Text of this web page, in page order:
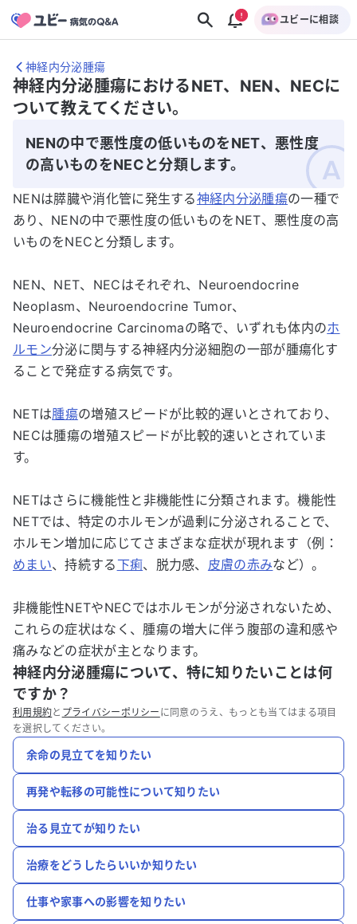
ユビーに相談
神経内分泌腫瘍
神経内分泌腫瘍におけるNET、NEN、NECに
ついて教えてください。
NENの中で悪性度の低いものをNET、悪性度
の高いものをNECと分類します。
NENは膵臓や消化管に発生する神経内分泌腫瘍の一種で
あり、NENの中で悪性度の低いものをNET、悪性度の高
いものをNECと分類します。
NEN、NET、NECはそれぞれ、Neuroendocrine
Neoplasm、Neuroendocrine Tumor、
Neuroendocrine Carcinomaの略で、いずれも体内のホ
ルモン分泌に関与する神経内分泌細胞の一部が腫瘍化す
ることで発症する病気です。
NETは腫瘍の増殖スピードが比較的遅いとされており、
NECは腫瘍の増殖スピードが比較的速いとされていま
す。
NETはさらに機能性と非機能性に分類されます。機能性
NETでは、特定のホルモンが過剰に分泌されることで、
ホルモン増加に応じてさまざまな症状が現れます（例：
めまい、持続する下痢、脱力感、 皮膚の赤みなど）。
非機能性NETやNECではホルモンが分泌されないため、
これらの症状はなく、腫瘍の増大に伴う腹部の違和感や
痛みなどの症状が主となります。
神経内分泌腫瘍について、特に知りたいことは何
ですか？
利用規約と プライバシーポリシー に同意のうえ、もっとも当てはまる項目
を選択してください。
余命の見立てを知りたい
再発や転移の可能性について知りたい
治る見立てが知りたい
治療をどうしたらいいか知りたい
仕事や家事への影響を知りたい